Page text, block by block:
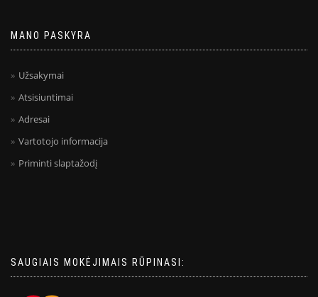
MANO PASKYRA
Užsakymai
Atsisiuntimai
Adresai
Vartotojo informacija
Priminti slaptažodį
SAUGIAIS MOKĖJIMAIS RŪPINASI: